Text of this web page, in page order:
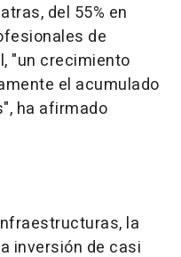
del 55% en
de
"un crecimiento
el acumulado
ha afirmado
la
inversión de casi